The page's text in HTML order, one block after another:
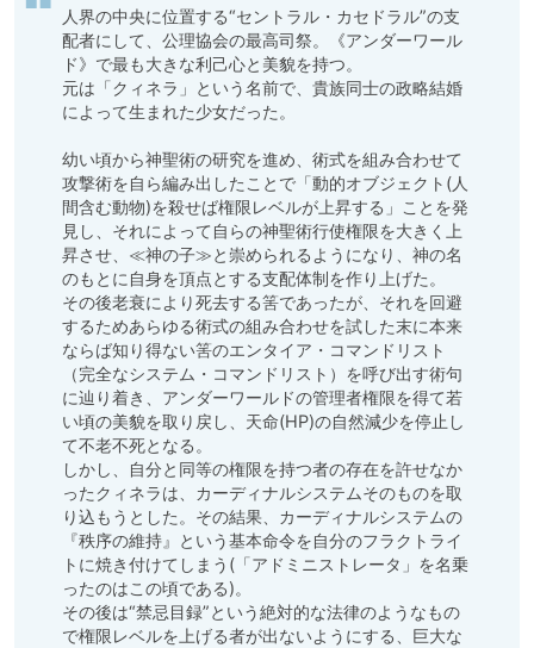
人界の中央に位置する“セントラル・カセドラル”の支
配者にして、公理協会の最高司祭。《アンダーワール
ド》で最も大きな利己心と美貌を持つ。
元は「クィネラ」という名前で、貴族同士の政略結婚
によって生まれた少女だった。
幼い頃から神聖術の研究を進め、術式を組み合わせて
攻撃術を自ら編み出したことで「動的オブジェクト(人
間含む動物)を殺せば権限レベルが上昇する」ことを発
見し、それによって自らの神聖術行使権限を大きく上
昇させ、≪神の子≫と崇められるようになり、神の名
のもとに自身を頂点とする支配体制を作り上げた。
その後老衰により死去する筈であったが、それを回避
するためあらゆる術式の組み合わせを試した末に本来
ならば知り得ない筈のエンタイア・コマンドリスト
（完全なシステム・コマンドリスト）を呼び出す術句
に辿り着き、アンダーワールドの管理者権限を得て若
い頃の美貌を取り戻し、天命(HP)の自然減少を停止し
て不老不死となる。
しかし、自分と同等の権限を持つ者の存在を許せなか
ったクィネラは、カーディナルシステムそのものを取
り込もうとした。その結果、カーディナルシステムの
『秩序の維持』という基本命令を自分のフラクトライ
トに焼き付けてしまう(「アドミニストレータ」を名乗
ったのはこの頃である)。
その後は“禁忌目録”という絶対的な法律のようなもの
で権限レベルを上げる者が出ないようにする、巨大な